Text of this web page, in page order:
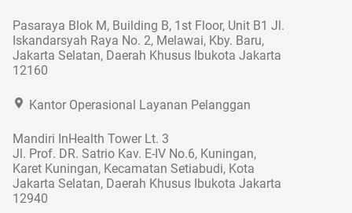
Pasaraya Blok M, Building B, 1st Floor, Unit B1 Jl.
Iskandarsyah Raya No. 2, Melawai, Kby. Baru,
Jakarta Selatan, Daerah Khusus Ibukota Jakarta
12160
Kantor Operasional Layanan Pelanggan
Mandiri InHealth Tower Lt. 3
Jl. Prof. DR. Satrio Kav. E-IV No.6, Kuningan,
Karet Kuningan, Kecamatan Setiabudi, Kota
Jakarta Selatan, Daerah Khusus Ibukota Jakarta
12940